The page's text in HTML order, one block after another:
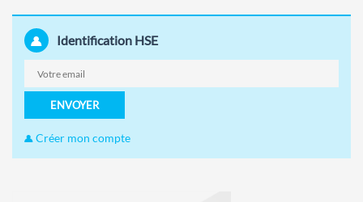
Identification HSE
ENVOYER
Créer mon compte